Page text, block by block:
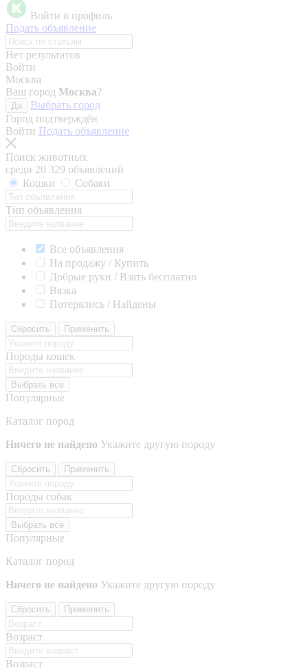
Войти в профиль
Подать объявление
Нет результатов
Войти
Москва
Ваш город Москва?
Да
Выбрать город
Город подтверждён
Войти Подать объявление
Поиск животных
среди 20 329 объявлений
Кошки
Собаки
Тип объявления
Все объявления
На продажу / Купить
Добрые руки / Взять бесплатно
Вязка
Потерялись / Найдены
Сбросить Применить
Породы кошек
Выбрать все
Популярные
Каталог пород
Ничего не найдено Укажите другую породу
Сбросить Применить
Породы собак
Выбрать все
Популярные
Каталог пород
Ничего не найдено Укажите другую породу
Сбросить Применить
Возраст
Возраст